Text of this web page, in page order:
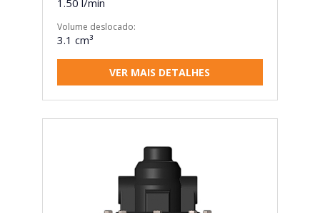
1.50 l/min
Volume deslocado:
3.1 cm³
VER MAIS DETALHES